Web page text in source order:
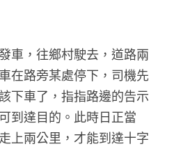
車，往鄉村駛去，道路兩
在路旁某處停下，司機先
下車了，指指路邊的告示
到達目的。此時日正當
上兩公里，才能到達十字